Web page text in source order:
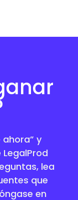
ahora” y
lea
que
en